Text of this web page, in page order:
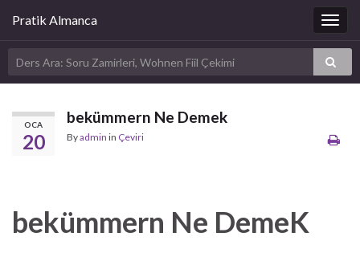
Pratik Almanca
OCA
20
bekümmern Ne Demek
Byadmin in Çeviri
bekümmern Ne DemeK